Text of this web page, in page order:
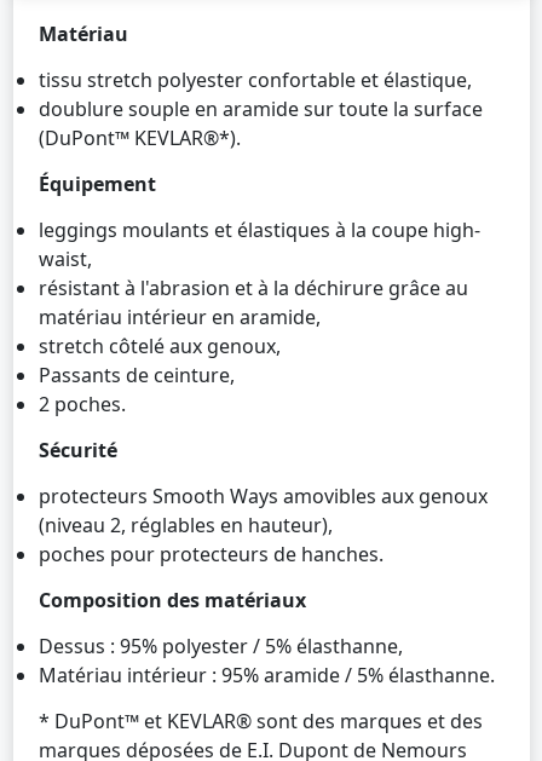
Matériau
tissu stretch polyester confortable et élastique,
doublure souple en aramide sur toute la surface
(DuPont™ KEVLAR®*).
Équipement
leggings moulants et élastiques à la coupe high-
waist,
résistant à l'abrasion et à la déchirure grâce au
matériau intérieur en aramide,
stretch côtelé aux genoux,
Passants de ceinture,
2 poches.
Sécurité
protecteurs Smooth Ways amovibles aux genoux
(niveau 2, réglables en hauteur),
poches pour protecteurs de hanches.
Composition des matériaux
Dessus : 95% polyester / 5% élasthanne,
Matériau intérieur : 95% aramide / 5% élasthanne.
* DuPont™ et KEVLAR® sont des marques et des
marques déposées de E.I. Dupont de Nemours